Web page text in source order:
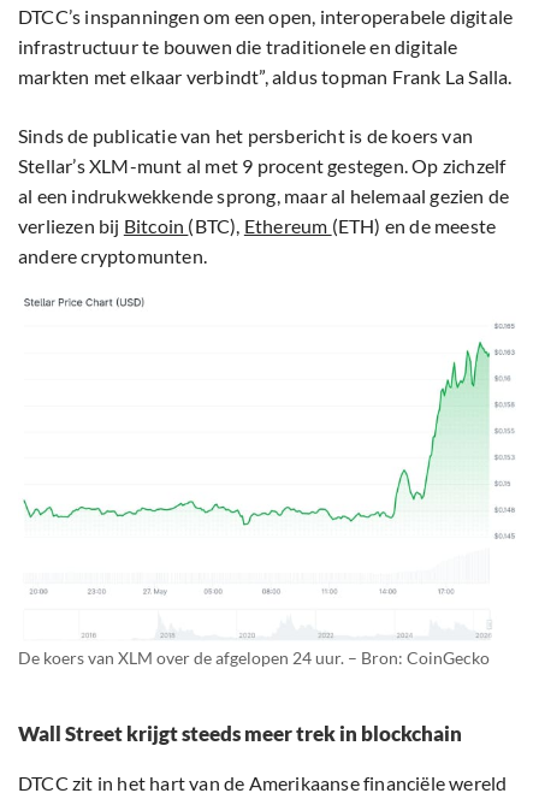
DTCC’s inspanningen om een open, interoperabele digitale
infrastructuur te bouwen die traditionele en digitale
markten met elkaar verbindt”, aldus topman Frank La Salla.
Sinds de publicatie van het persbericht is de koers van
Stellar’s XLM-munt al met 9 procent gestegen. Op zichzelf
al een indrukwekkende sprong, maar al helemaal gezien de
verliezen bij Bitcoin (BTC), Ethereum (ETH) en de meeste
andere cryptomunten.
De koers van XLM over de afgelopen 24 uur. – Bron: CoinGecko
Wall Street krijgt steeds meer trek in blockchain
DTCC zit in het hart van de Amerikaanse financiële wereld